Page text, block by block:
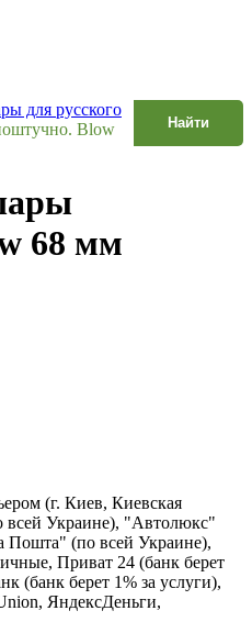
Найти
для русского
Blow
68 мм
(г. Киев, Киевская
всей Украине), "Автолюкс"
Пошта" (по всей Украине),
Приват 24 (банк берет
(банк берет 1% за услуги),
ЯндексДеньги,